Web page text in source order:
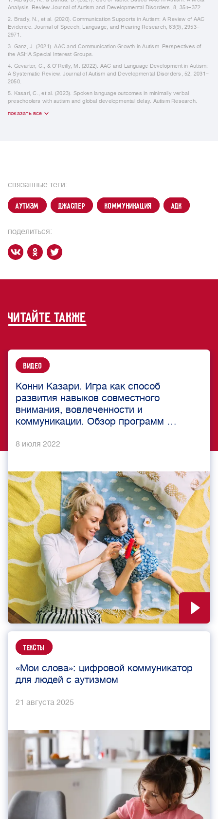
Analysis. Review Journal of Autism and Developmental Disorders, 8, 354–372.
2. Brady, N., et al. (2020). Communication Supports in Autism: A Review of AAC
Evidence. Journal of Speech, Language, and Hearing Research, 63(9), 2953–
2971.
3. Ganz, J. (2021). AAC and Communication Growth in Autism. Perspectives of
the ASHA Special Interest Groups.
4. Gevarter, C., & O’Reilly, M. (2022). AAC and Language Development in Autism:
A Systematic Review. Journal of Autism and Developmental Disorders, 52, 2031–
2050.
5. Kasari, C., et al. (2023). Spoken language outcomes in minimally verbal
preschoolers with autism and global developmental delay. Autism Research.
показать все
поделиться:
связанные теги:
аутизм Джаспер коммуникация АДК
читайте также
Видео
Конни Казари. Игра как способ
развития навыков совместного
внимания, вовлеченности и
коммуникации. Обзор программ …
8 июля 2022
Тексты
«Мои слова»: цифровой коммуникатор
для людей с аутизмом
21 августа 2025